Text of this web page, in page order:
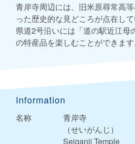
青岸寺周辺には、旧米原尋常高
った歴史的な見どころが点在し
県道2号沿いには「道の駅近江母
の特産品を楽しむことができます
Information
名称
青岸寺
（せいがんじ）
Seiganji Temple